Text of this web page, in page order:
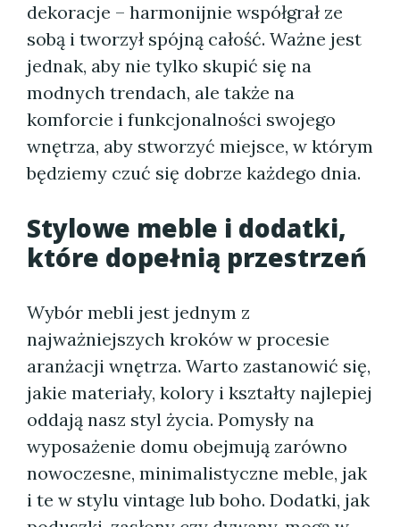
dekoracje – harmonijnie współgrał ze
sobą i tworzył spójną całość. Ważne jest
jednak, aby nie tylko skupić się na
modnych trendach, ale także na
komforcie i funkcjonalności swojego
wnętrza, aby stworzyć miejsce, w którym
będziemy czuć się dobrze każdego dnia.
Stylowe meble i dodatki,
które dopełnią przestrzeń
Wybór mebli jest jednym z
najważniejszych kroków w procesie
aranżacji wnętrza. Warto zastanowić się,
jakie materiały, kolory i kształty najlepiej
oddają nasz styl życia. Pomysły na
wyposażenie domu obejmują zarówno
nowoczesne, minimalistyczne meble, jak
i te w stylu vintage lub boho. Dodatki, jak